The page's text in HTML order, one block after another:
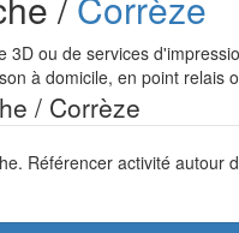
ou de services
à domicile, en point relais
/ Corrèze
Référencer activité autour